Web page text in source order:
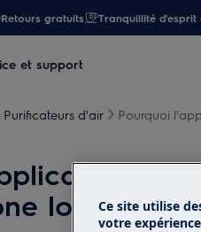
Retours gratuits Tranquillité d'esprit
et support
Purificateurs d'air Pourquoi
lors deCe site utilise
votre expérience